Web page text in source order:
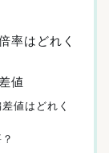
率はどれく
値
値はどれく